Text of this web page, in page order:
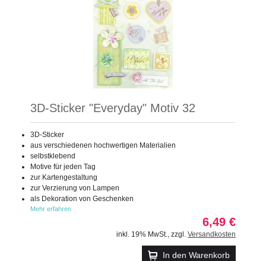
3D-Sticker "Everyday" Motiv 32
3D-Sticker
aus verschiedenen hochwertigen Materialien
selbstklebend
Motive für jeden Tag
zur Kartengestaltung
zur Verzierung von Lampen
als Dekoration von Geschenken
Mehr erfahren
6,49 €
inkl. 19% MwSt. zzgl. Versandkosten
In den Warenkorb